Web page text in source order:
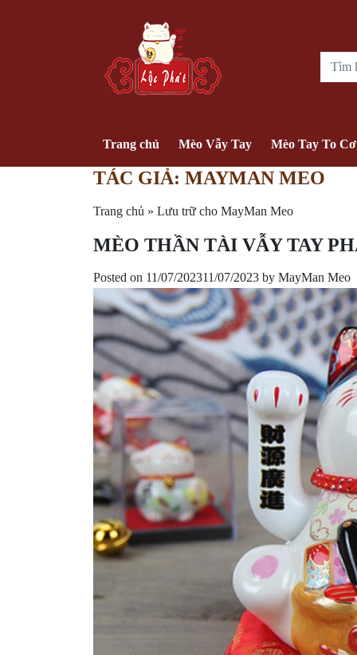
Trang chủ Mèo Vẫy Tay Mèo Tay To
TÁC GIẢ: MAYMAN MEO
Trang chủ » Lưu trữ cho MayMan Meo
MÈO THẦN TÀI VẪY TAY
Posted on 11/07/202311/07/2023 by MayMan Meo